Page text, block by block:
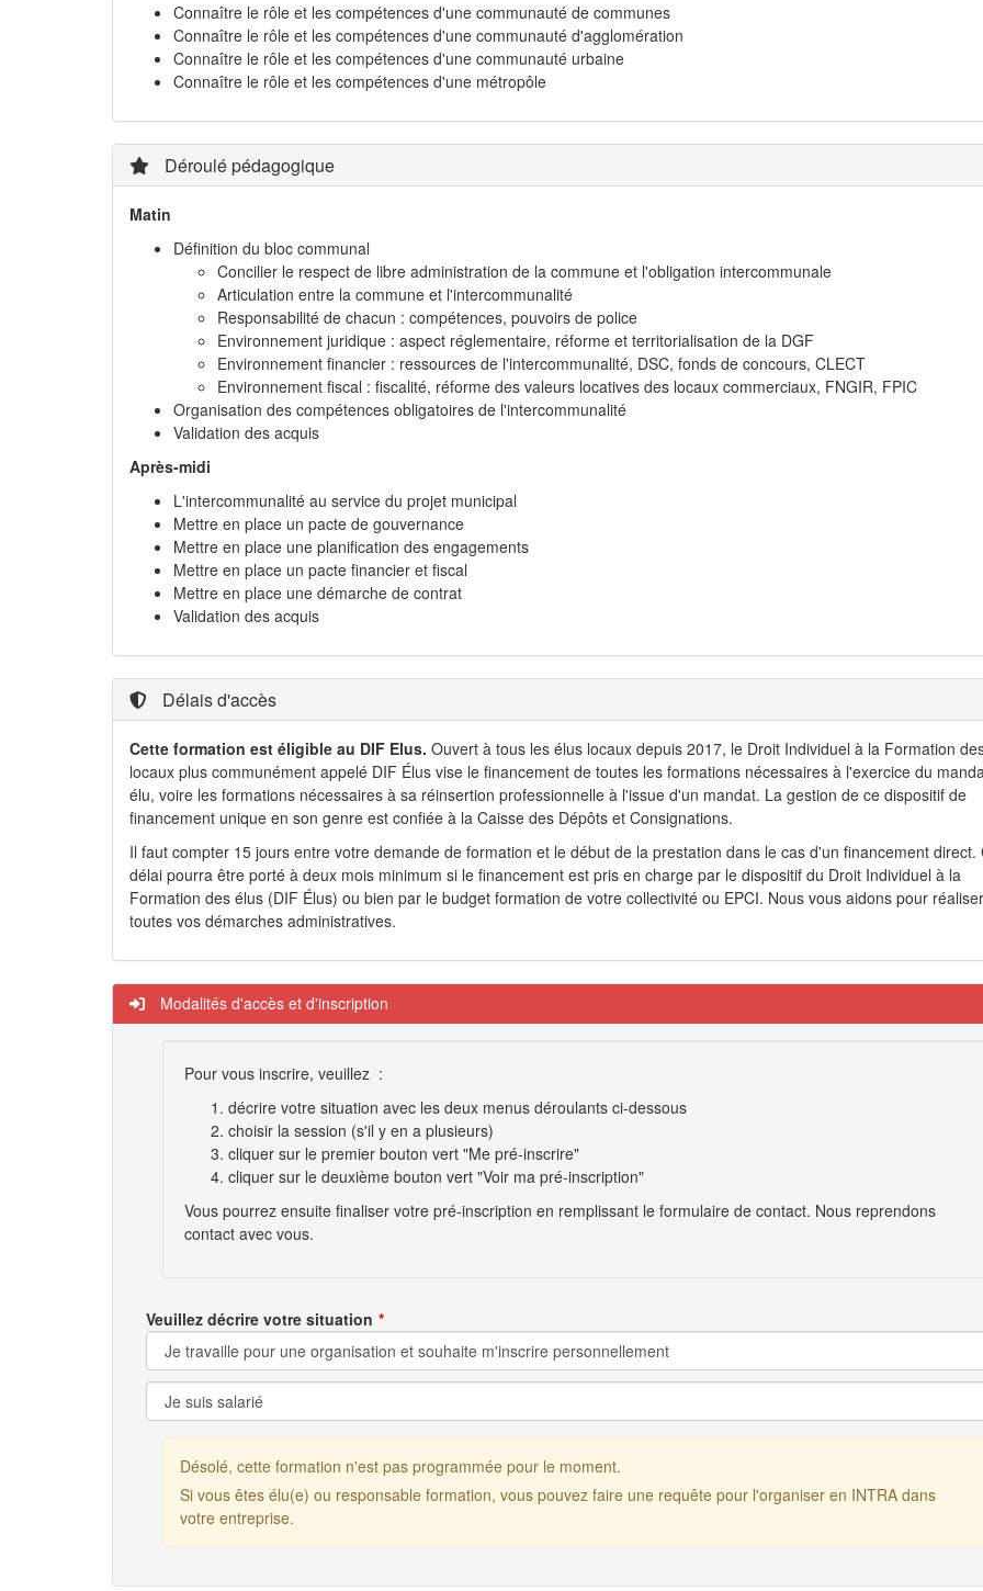
Connaître le rôle et les compétences d'une communauté de communes
Connaître le rôle et les compétences d'une communauté d'agglomération
Connaître le rôle et les compétences d'une communauté urbaine
Connaître le rôle et les compétences d'une métropôle
Déroulé pédagogique
Matin
Définition du bloc communal
Concilier le respect de libre administration de la commune et l'obligation intercommunale
Articulation entre la commune et l'intercommunalité
Responsabilité de chacun : compétences, pouvoirs de police
Environnement juridique : aspect réglementaire, réforme et territorialisation de la DGF
Environnement financier : ressources de l'intercommunalité, DSC, fonds de concours, CLECT
Environnement fiscal : fiscalité, réforme des valeurs locatives des locaux commerciaux, FNGIR, FPIC
Organisation des compétences obligatoires de l'intercommunalité
Validation des acquis
Après-midi
L'intercommunalité au service du projet municipal
Mettre en place un pacte de gouvernance
Mettre en place une planification des engagements
Mettre en place un pacte financier et fiscal
Mettre en place une démarche de contrat
Validation des acquis
Délais d'accès
Cette formation est éligible au DIF Elus. Ouvert à tous les élus locaux depuis 2017, le Droit Individuel à la Formation
locaux plus communément appelé DIF Élus vise le financement de toutes les formations nécessaires à l'exercice du
élu, voire les formations nécessaires à sa réinsertion professionnelle à l'issue d'un mandat. La gestion de ce dispositif de
financement unique en son genre est confiée à la Caisse des Dépôts et Consignations.
Il faut compter 15 jours entre votre demande de formation et le début de la prestation dans le cas d'un financement direct.
délai pourra être porté à deux mois minimum si le financement est pris en charge par le dispositif du Droit Individuel à la
Formation des élus (DIF Élus) ou bien par le budget formation de votre collectivité ou EPCI. Nous vous aidons pour réaliser
toutes vos démarches administratives.
Modalités d'accès et d'inscription
Pour vous inscrire, veuillez :
décrire votre situation avec les deux menus déroulants ci-dessous
choisir la session (s'il y en a plusieurs)
cliquer sur le premier bouton vert "Me pré-inscrire"
cliquer sur le deuxième bouton vert "Voir ma pré-inscription"
Vous pourrez ensuite finaliser votre pré-inscription en remplissant le formulaire de contact. Nous reprendons
contact avec vous.
Veuillez décrire votre situation
Désolé, cette formation n'est pas programmée pour le moment.
Si vous êtes élu(e) ou responsable formation, vous pouvez faire une requête pour l'organiser en INTRA dans
votre entreprise.